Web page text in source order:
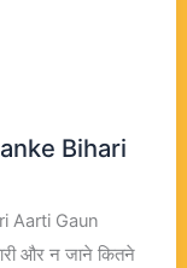
Bihari
Aarti Gaun
और न जाने कितने